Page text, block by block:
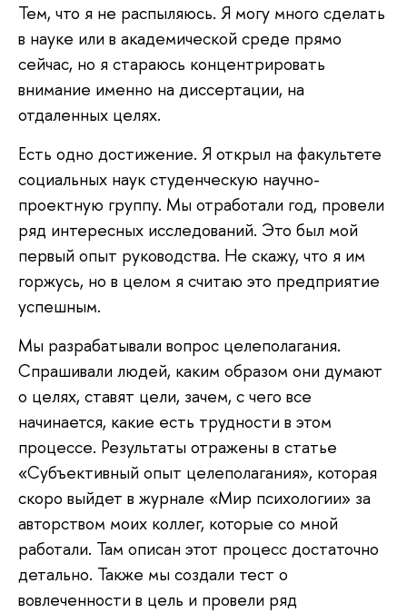
Тем, что я не распыляюсь. Я могу много сделать
в науке или в академической среде прямо
сейчас, но я стараюсь концентрировать
внимание именно на диссертации, на
отдаленных целях.
Есть одно достижение. Я открыл на факультете
социальных наук студенческую научно-
проектную группу. Мы отработали год, провели
ряд интересных исследований. Это был мой
первый опыт руководства. Не скажу, что я им
горжусь, но в целом я считаю это предприятие
успешным.
Мы разрабатывали вопрос целеполагания.
Спрашивали людей, каким образом они думают
о целях, ставят цели, зачем, с чего все
начинается, какие есть трудности в этом
процессе. Результаты отражены в статье
«Субъективный опыт целеполагания», которая
скоро выйдет в журнале «Мир психологии» за
авторством моих коллег, которые со мной
работали. Там описан этот процесс достаточно
детально. Также мы создали тест о
вовлеченности в цель и провели ряд